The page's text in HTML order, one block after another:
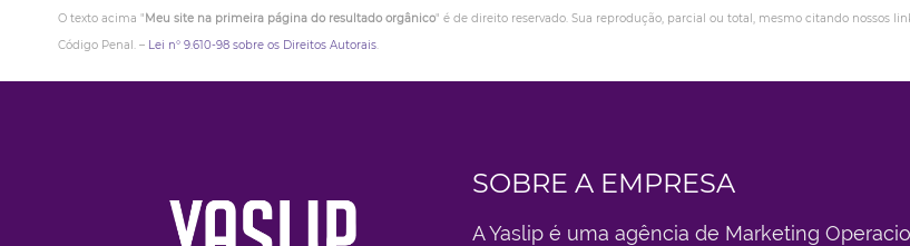
O texto acima " Meu site na primeira página do resultado orgânico" é de direito reservado. Sua reprodução, parcial ou total, mesmo citando nossos
Código Penal. – Lei n° 9.610-98 sobre os Direitos Autorais.
SOBRE A EMPRESA
A Yaslip é uma agência de Marketing